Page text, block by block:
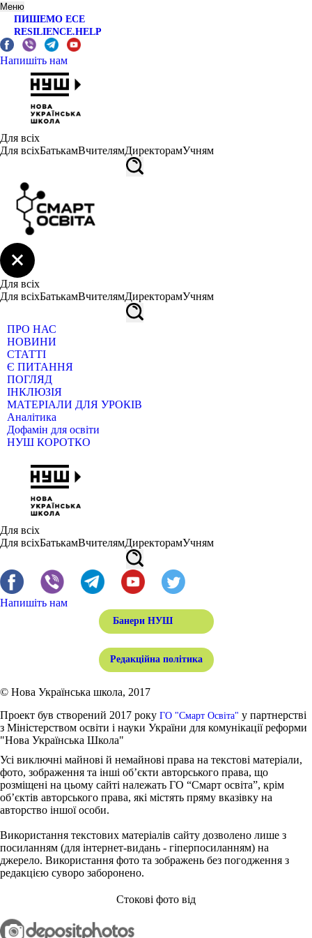
Меню
ПИШЕМО ЕСЕ
RESILIENCE.HELP
Напишіть нам
Для всіх
Для всіхБатькамВчителямДиректорамУчням
Для всіх
Для всіхБатькамВчителямДиректорамУчням
ПРО НАС
НОВИНИ
СТАТТІ
Є ПИТАННЯ
ПОГЛЯД
ІНКЛЮЗІЯ
МАТЕРІАЛИ ДЛЯ УРОКІВ
Аналітика
Дофамін для освіти
НУШ КОРОТКО
Для всіх
Для всіхБатькамВчителямДиректорамУчням
Напишіть нам
Банери НУШ
Редакційна політика
© Нова Українська школа, 2017
Проект був створений 2017 року ГО "Смарт Освіта" у партнерстві
з Міністерством освіти і науки України для комунікації реформи
"Нова Українська Школа"
Усі виключні майнові й немайнові права на текстові матеріали,
фото, зображення та інші об’єкти авторського права, що
розміщені на цьому сайті належать ГО “Смарт освіта”, крім
об’єктів авторського права, які містять пряму вказівку на
авторство іншої особи.
Використання текстових матеріалів сайту дозволено лише з
посиланням (для інтернет-видань - гіперпосиланням) на
джерело. Використання фото та зображень без погодження з
редакцією суворо заборонено.
Стокові фото від